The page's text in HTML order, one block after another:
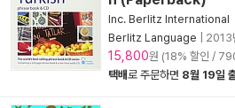
Inc. Berlitz International
Berlitz Language
2013
15,800원 (18% 할인 /
택배로 주문하면 8월 19일